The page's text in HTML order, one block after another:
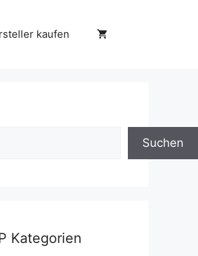
kaufen
Suchen
Kategorien